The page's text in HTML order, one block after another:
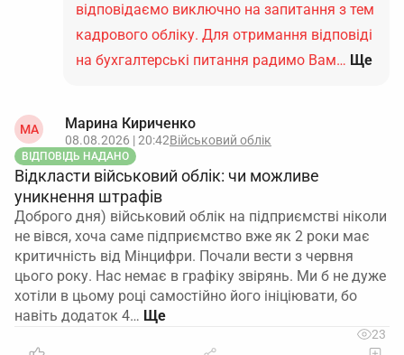
відповідаємо виключно на запитання з тем
кадрового обліку. Для отримання відповіді
на бухгалтерські питання радимо Вам… Ще
МА Марина Кириченко
08.08.2026 | 20:42Військовий облік
ВІДПОВІДЬ НАДАНО
Відкласти військовий облік: чи можливе
уникнення штрафів
Доброго дня) військовий облік на підприємстві ніколи
не вівся, хоча саме підприємство вже як 2 роки має
критичність від Мінцифри. Почали вести з червня
цього року. Нас немає в графіку звірянь. Ми б не дуже
хотіли в цьому році самостійно його ініціювати, бо
навіть додаток 4…
23